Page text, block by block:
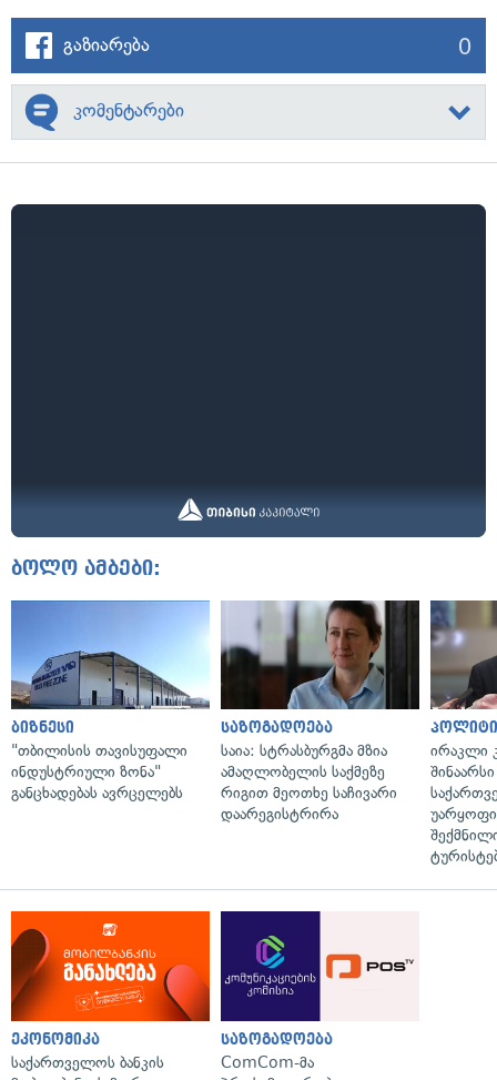
გაზიარება 0
კომენტარები
ბოლო ამბები:
ბიზნესი
"თბილისის თავისუფალი
ინდუსტრიული ზონა"
განცხადებას ავრცელებს
საზოგადოება
საია: სტრასბურგმა მზია
ამაღლობელის საქმეზე
რიგით მეოთხე საჩივარი
დაარეგისტრირა
ირაკლი
ეკონომიკა
საქართველოს ბანკის
საზოგადოება
ComCom-მა